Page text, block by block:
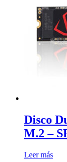
Disco
M.2 –
Leer más